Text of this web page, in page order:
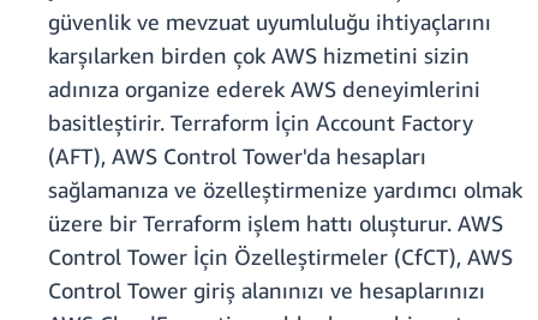
güvenlik ve mevzuat uyumluluğu ihtiyaçlarını
karşılarken birden çok AWS hizmetini sizin
adınıza organize ederek AWS deneyimlerini
basitleştirir. Terraform İçin Account Factory
(AFT), AWS Control Tower'da hesapları
sağlamanıza ve özelleştirmenize yardımcı olmak
üzere bir Terraform işlem hattı oluşturur. AWS
Control Tower İçin Özelleştirmeler (CfCT), AWS
Control Tower giriş alanınızı ve hesaplarınızı